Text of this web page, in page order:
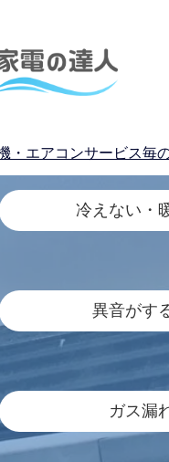
・エアコンサービス毎
冷えない・
異音がす
ガス漏